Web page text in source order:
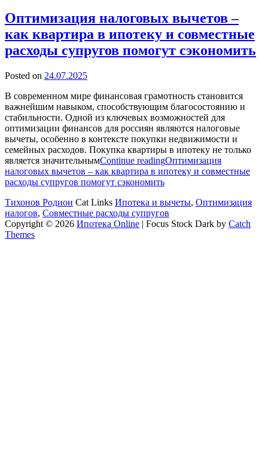
Оптимизация налоговых вычетов –
как квартира в ипотеку и совместные
расходы супругов помогут сэкономить
Posted on 24.07.2025
В современном мире финансовая грамотность становится
важнейшим навыком, способствующим благосостоянию и
стабильности. Одной из ключевых возможностей для
оптимизации финансов для россиян являются налоговые
вычеты, особенно в контексте покупки недвижимости и
семейных расходов. Покупка квартиры в ипотеку не только
является значительнымContinue readingОптимизация
налоговых вычетов – как квартира в ипотеку и совместные
расходы супругов помогут сэкономить
Тихонов Родион Cat Links Ипотека и вычеты, Оптимизация
налогов, Совместные расходы супругов
Copyright © 2026 Ипотека Online | Focus Stock Dark by Catch
Themes